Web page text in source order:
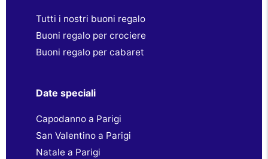
Tutti i nostri buoni regalo
Buoni regalo per crociere
Buoni regalo per cabaret
Date speciali
Capodanno a Parigi
San Valentino a Parigi
Natale a Parigi